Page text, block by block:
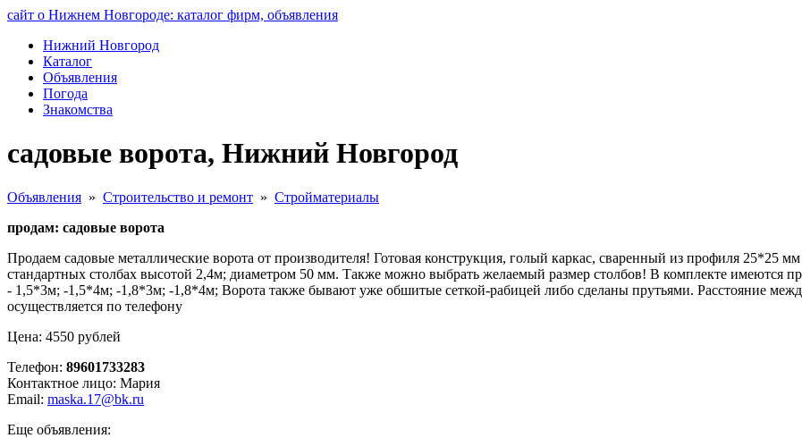
сайт о Нижнем Новгороде: каталог фирм, объявления
Нижний Новгород
Каталог
Объявления
Погода
Знакомства
садовые ворота, Нижний Новгород
Объявления » Строительство и ремонт » Стройматериалы
продам: садовые ворота
Продаем садовые металлические ворота от производителя! Готовая конструкция, голый каркас, сваренный из профиля 25*25
стандартных столбах высотой 2,4м; диаметром 50 мм. Также можно выбрать желаемый размер столбов! В комплекте имеются
- 1,5*3м; -1,5*4м; -1,8*3м; -1,8*4м; Ворота также бывают уже обшитые сеткой-рабицей либо сделаны прутьями. Расстояние
осуществляется по телефону
Цена: 4550 рублей
Телефон: 89601733283
Контактное лицо: Мария
Email: maska.17@bk.ru
Еще объявления: